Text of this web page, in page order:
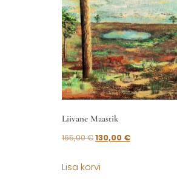
Liivane Maastik
165,00€130,00 €
Lisa korvi